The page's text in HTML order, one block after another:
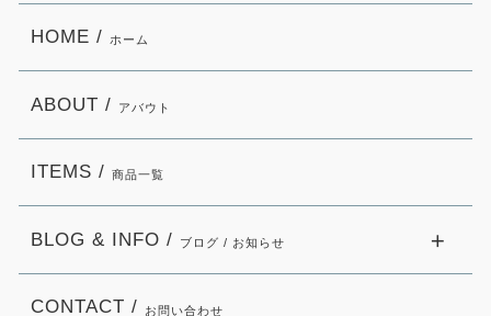
HOME / ホーム
ABOUT / アバウト
ITEMS / 商品一覧
BLOG & INFO / ブログ / お知らせ
CONTACT / お問い合わせ